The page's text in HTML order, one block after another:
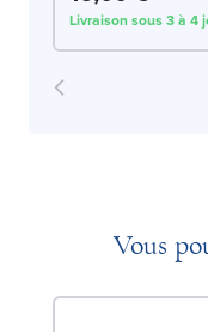
Livraison sous 3 à 4
Vous